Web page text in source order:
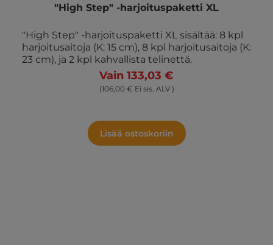
"High Step" -harjoituspaketti XL
"High Step" -harjoituspaketti XL sisältää: 8 kpl
harjoitusaitoja (K: 15 cm), 8 kpl harjoitusaitoja (K:
23 cm), ja 2 kpl kahvallista telinettä.
Vain 133,03 €
(106,00 € Ei sis. ALV )
Lisää ostoskoriin